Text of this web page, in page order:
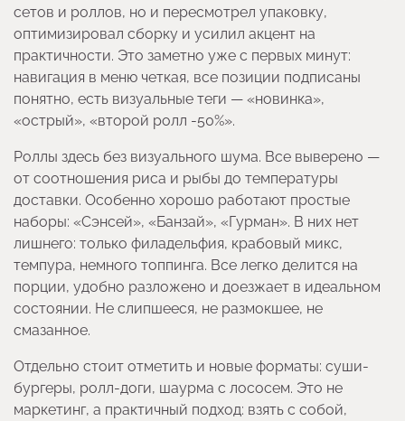
сетов и роллов, но и пересмотрел упаковку,
оптимизировал сборку и усилил акцент на
практичности. Это заметно уже с первых минут:
навигация в меню четкая, все позиции подписаны
понятно, есть визуальные теги — «новинка»,
«острый», «второй ролл -50%».
Роллы здесь без визуального шума. Все выверено —
от соотношения риса и рыбы до температуры
доставки. Особенно хорошо работают простые
наборы: «Сэнсей», «Банзай», «Гурман». В них нет
лишнего: только филадельфия, крабовый микс,
темпура, немного топпинга. Все легко делится на
порции, удобно разложено и доезжает в идеальном
состоянии. Не слипшееся, не размокшее, не
смазанное.
Отдельно стоит отметить и новые форматы: суши-
бургеры, ролл-доги, шаурма с лососем. Это не
маркетинг, а практичный подход: взять с собой,